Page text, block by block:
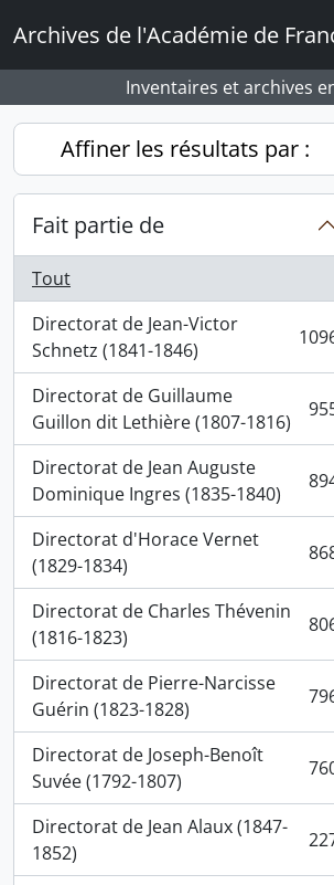
Archives de l'Académie de
Inventaires et archives
Affiner les résultats par :
Fait partie de
Tout
Directorat de Jean-Victor
Schnetz (1841-1846)
, 1096 résultats
Directorat de Guillaume
Guillon dit Lethière (1807-1816)
, 955 résultats
Directorat de Jean Auguste
Dominique Ingres (1835-1840)
, 894 résultats
Directorat d'Horace Vernet
(1829-1834)
, 868 résultats
Directorat de Charles Thévenin
(1816-1823)
, 806 résultats
Directorat de Pierre-Narcisse
Guérin (1823-1828)
, 796 résultats
Directorat de Joseph-Benoît
Suvée (1792-1807)
, 760 résultats
Directorat de Jean Alaux (1847-
1852)
, 227 résultats